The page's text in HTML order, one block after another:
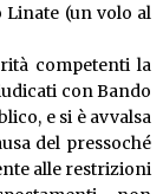
(un volo al
competenti la
con Bando
e si è avvalsa
del pressoché
alle restrizioni